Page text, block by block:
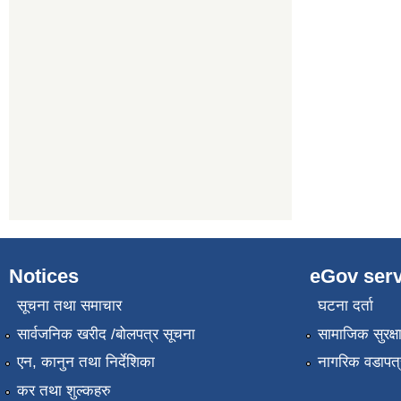
Notices
सूचना तथा समाचार
सार्वजनिक खरीद /बोलपत्र सूचना
एन, कानुन तथा निर्देशिका
कर तथा शुल्कहरु
eGov
घटना दर्ता
सामाजिक सुरक्षा
नागरिक